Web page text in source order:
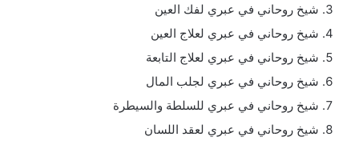
شيخ روحاني في عبري لفك العين
شيخ روحاني في عبري لعلاج العين
شيخ روحاني في عبري لعلاج التابعة
شيخ روحاني في عبري لجلب المال
شيخ روحاني في عبري للسلطة والسيطرة
شيخ روحاني في عبري لعقد اللسان